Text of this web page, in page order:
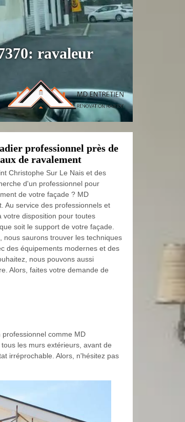
ravaleur
professionnel près de
de ravalement
Christophe Sur Le Nais et des
d'un professionnel pour
de votre façade ? MD
Au service des professionnels et
votre disposition pour toutes
soit le support de votre façade.
nous saurons trouver les techniques
des équipements modernes et des
nous pouvons aussi
Alors, faites votre demande de
comme MD
les murs extérieurs, avant de
irréprochable. Alors, n'hésitez pas